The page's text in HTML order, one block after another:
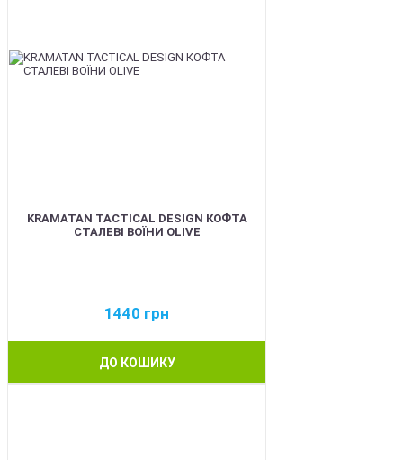
KRAMATAN TACTICAL DESIGN КОФТА
СТАЛЕВІ ВОЇНИ OLIVE
1440 грн
ДО КОШИКУ